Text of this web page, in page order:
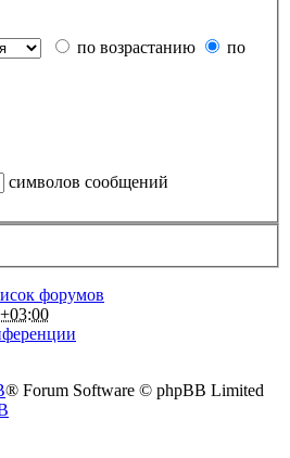
по возрастанию
по
символов сообщений
форумов
® Forum Software © phpBB Limited